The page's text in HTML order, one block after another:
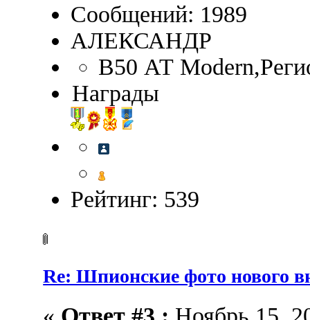
Сообщений: 1989
АЛЕКСАНДР
B50 АТ
Награды
Рейтинг: 539
Re: Шпионские фото нового